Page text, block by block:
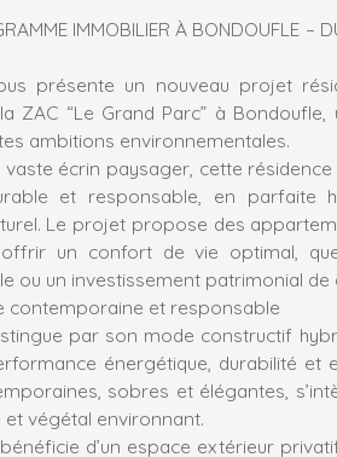
IMMOBILIER À BONDOUFLE –
présente un nouveau projet
ZAC “Le Grand Parc” à Bondoufle,
ambitions environnementales.
écrin paysager, cette résidence
et responsable, en parfaite
Le projet propose des
un confort de vie optimal,
ou un investissement patrimonial de
contemporaine et responsable
par son mode constructif
énergétique, durabilité et
sobres et élégantes,
végétal environnant.
d’un espace extérieur